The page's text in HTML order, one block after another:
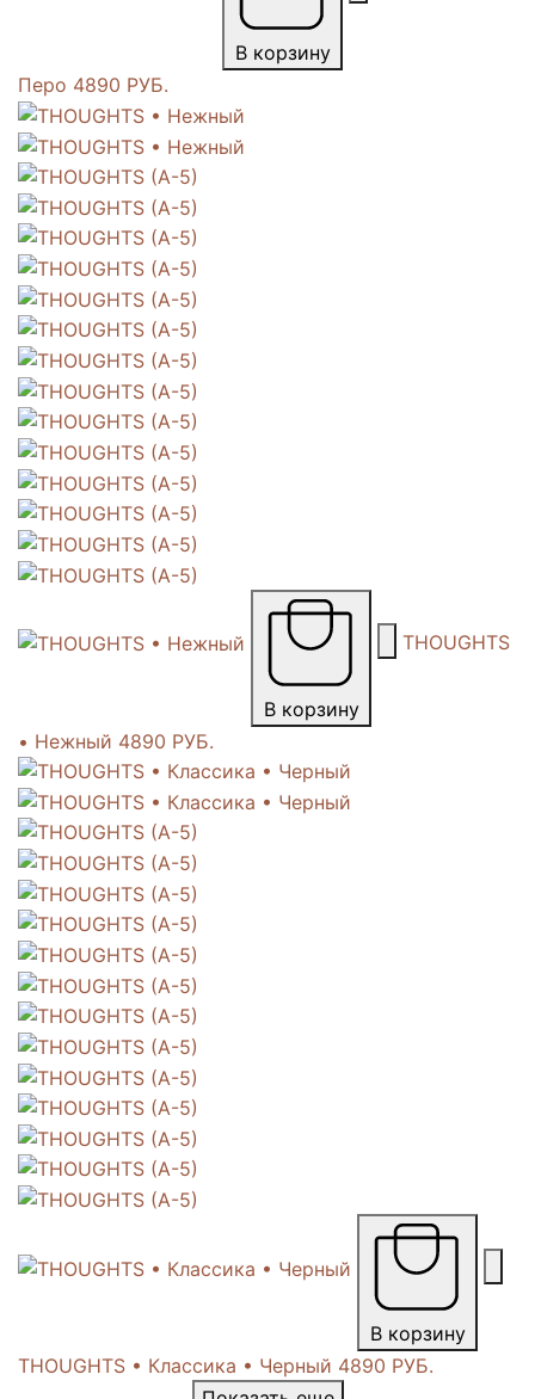
В корзину
Перо 4890 РУБ.
В корзину
THOUGHTS
• Нежный 4890 РУБ.
В корзину
THOUGHTS • Классика • Черный 4890 РУБ.